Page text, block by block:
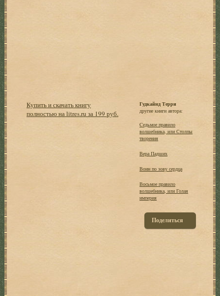
Купить и скачать книгу
полностью на litres.ru за 199 руб.
Гудкайнд Терри
другие книги автора:
Cедьмое правило
волшебника, или Столпы
творения
Вера Падших
Воин по зову сердца
Восьмое правило
волшебника, или Голая
империя
Поделиться